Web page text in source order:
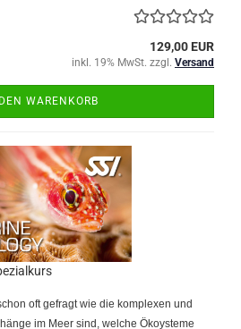
129,00 EUR
inkl. 19% MwSt. zzgl. Versand
WARENKORB
oft gefragt wie die komplexen und
im Meer sind, welche Ökoysteme